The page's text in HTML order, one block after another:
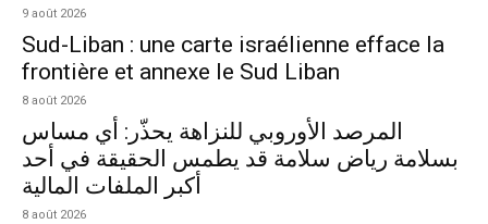
9 août 2026
Sud-Liban : une carte israélienne efface la
frontière et annexe le Sud Liban
8 août 2026
المرصد الأوروبي للنزاهة يحذّر: أي مساس
بسلامة رياض سلامة قد يطمس الحقيقة في أحد
أكبر الملفات المالية
8 août 2026